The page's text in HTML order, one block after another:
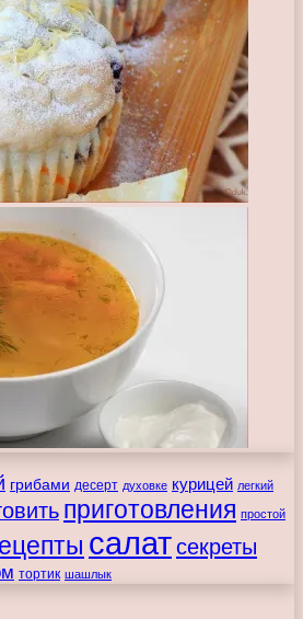
грибами десерт духовке курицей легкий
приготовления простой
салатсекреты
тортик шашлык